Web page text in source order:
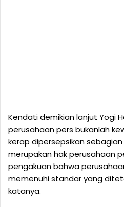
Kendati demikian lanjut Yogi
perusahaan pers bukanlah
kerap dipersepsikan
merupakan hak perusahaan
pengakuan bahwa
memenuhi standar yang
katanya.